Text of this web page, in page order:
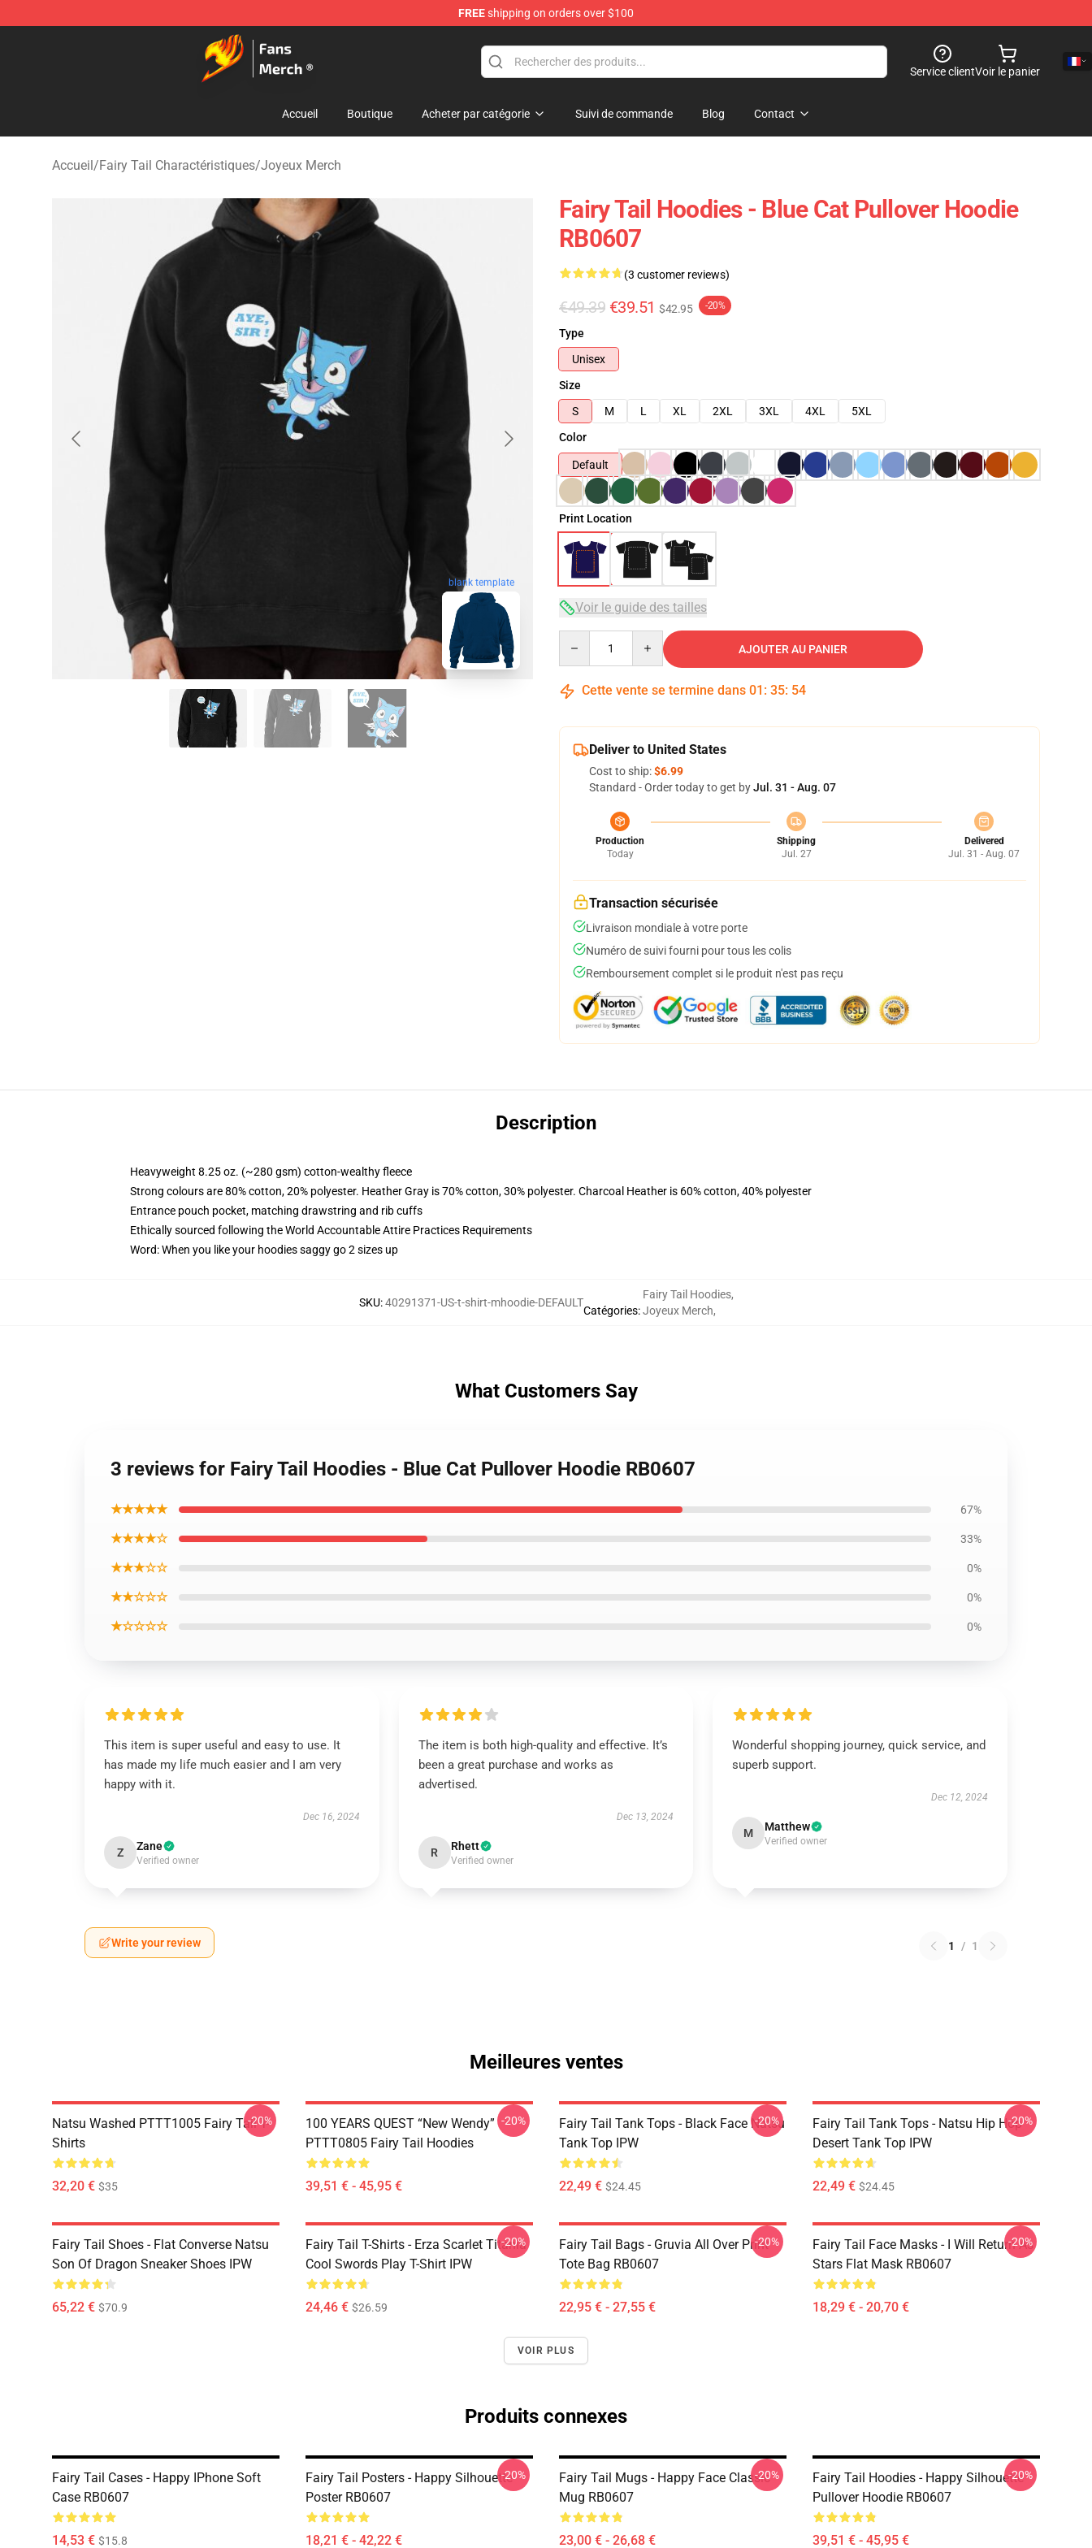
FREEshipping on orders over $100
Fairy Tail Store - Official Fairy Tail Merchandise Shop
Service clientVoir le panier
Accueil Boutique Acheter par catégorie Suivi de commande Blog Contact
Accueil/Fairy Tail Charactéristiques/Joyeux Merch
blank template
Fairy Tail Hoodies - Blue Cat Pullover Hoodie
RB0607
(3 customer reviews)
€49.39 €39.51 $42.95 -20%
Type
Unisex
Size
S
M L XL 2XL 3XL 4XL
5XL
Color
Default
Print Location
Voir le guide des tailles
AJOUTER AU PANIER
Cette vente se termine dans 01 : 35: 53
Deliver to United States
Cost to ship:$6.99
Standard - Order today to get byJul. 31 - Aug. 07
Production
Today
Shipping
Jul. 27
Delivered
Jul. 31 - Aug. 07
Transaction sécurisée
Livraison mondiale à votre porte
Numéro de suivi fourni pour tous les colis
Remboursement complet si le produit n'est pas reçu
Description
Heavyweight 8.25 oz. (~280 gsm) cotton-wealthy fleece
Strong colours are 80% cotton, 20% polyester. Heather Gray is 70% cotton, 30% polyester. Charcoal Heather is 60% cotton, 40% polyester
Entrance pouch pocket, matching drawstring and rib cuffs
Ethically sourced following the World Accountable Attire Practices Requirements
Word: When you like your hoodies saggy go 2 sizes up
SKU:40291371-US-t-shirt-mhoodie-DEFAULT
Catégories:
Fairy Tail Hoodies,
Joyeux Merch,
What Customers Say
3 reviews for Fairy Tail Hoodies - Blue Cat Pullover Hoodie RB0607
★★★★★ 67%
★★★★☆ 33%
★★★☆☆ 0%
★★☆☆☆ 0%
★☆☆☆☆ 0%
This item is super useful and easy to use. It
has made my life much easier and I am very
happy with it.
Dec 16, 2024
Z Zane
Verified owner
The item is both high-quality and effective. It’s
been a great purchase and works as
advertised.
Dec 13, 2024
R Rhett
Verified owner
Wonderful shopping journey, quick service, and
superb support.
Dec 12, 2024
M Matthew
Verified owner
Write your review 1 / 1
Meilleures ventes
Natsu Washed PTTT1005 Fairy Tail T-
Shirts
32,20 € $35
-20%
100 YEARS QUEST “New Wendy”
PTTT0805 Fairy Tail Hoodies
39,51 € - 45,95 €
-20%
Fairy Tail Tank Tops - Black Face Natsu
Tank Top IPW
22,49 € $24.45
-20%
Fairy Tail Tank Tops - Natsu Hip Hop
Desert Tank Top IPW
22,49 € $24.45
-20%
Fairy Tail Shoes - Flat Converse Natsu
Son Of Dragon Sneaker Shoes IPW
65,22 € $70.9
Fairy Tail T-Shirts - Erza Scarlet Titania
Cool Swords Play T-Shirt IPW
24,46 € $26.59
-20%
Fairy Tail Bags - Gruvia All Over Print
Tote Bag RB0607
22,95 € - 27,55 €
-20%
Fairy Tail Face Masks - I Will Return As
Stars Flat Mask RB0607
18,29 € - 20,70 €
-20%
VOIR PLUS
Produits connexes
Fairy Tail Cases - Happy IPhone Soft
Case RB0607
14,53 € $15.8
Fairy Tail Posters - Happy Silhouette
Poster RB0607
18,21 € - 42,22 €
-20%
Fairy Tail Mugs - Happy Face Classic
Mug RB0607
23,00 € - 26,68 €
-20%
Fairy Tail Hoodies - Happy Silhouette
Pullover Hoodie RB0607
39,51 € - 45,95 €
-20%